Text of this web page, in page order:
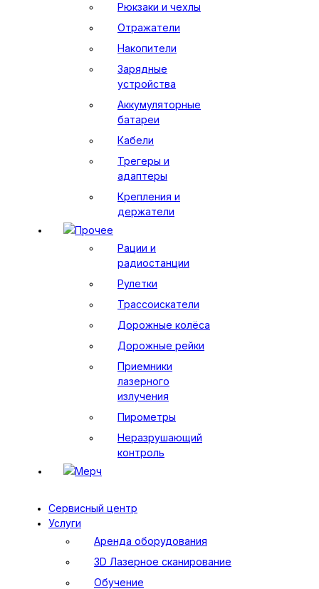
Рюкзаки и чехлы
Отражатели
Накопители
Зарядные
устройства
Аккумуляторные
батареи
Кабели
Трегеры и
адаптеры
Крепления и
держатели
Прочее
Рации и
радиостанции
Рулетки
Трассоискатели
Дорожные колёса
Дорожные рейки
Приемники
лазерного
излучения
Пирометры
Неразрушающий
контроль
Мерч
Сервисный центр
Услуги
Аренда оборудования
3D Лазерное сканирование
Обучение